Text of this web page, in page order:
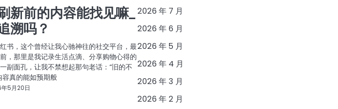
新前的内容能找见嘛_
溯吗？
书，这个曾经让我心驰神往的社交平台，最
，那里是我记录生活点滴、分享购物心得的
副面孔，让我不禁想起那句老话：“旧的不
容真的能如预期般
5月20日
2026 年 7 月
2026 年 6 月
2026 年 5 月
2026 年 4 月
2026 年 3 月
2026 年 2 月